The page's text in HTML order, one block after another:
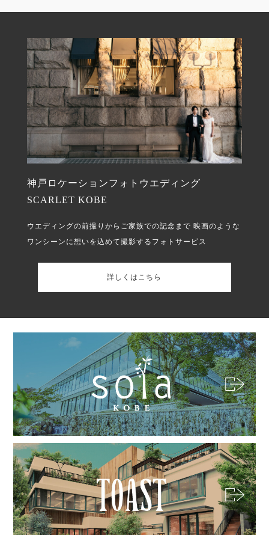
神戸ロケーションフォトウエディング
SCARLET KOBE
ウエディングの前撮りからご家族での記念まで 映画のような
ワンシーンに想いを込めて撮影するフォトサービス
詳しくはこちら